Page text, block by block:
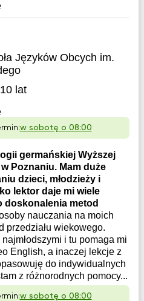
Języków Obcych im.
lat
w sobotę o 08:00
germańskiej Wyższej
Poznaniu. Mam duże
dzieci, młodzieży i
lektor daje mi wiele
doskonalenia metod
nauczania na moich
przedziału wiekowego.
i tu pomaga mi
English, a inaczej lekcje z
do indywidualnych
z różnorodnych pomocy...
w sobotę o 08:00